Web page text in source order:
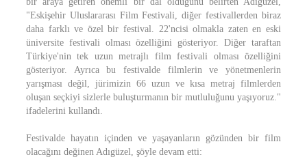
"Eskişehir Uluslararası Film Festivali, diğer festivallerden biraz
daha farklı ve özel bir festival. 22'ncisi olmakla zaten en eski
üniversite festivali olması özelliğini gösteriyor. Diğer taraftan
Türkiye'nin tek uzun metrajlı film festivali olması özelliğini
gösteriyor. Ayrıca bu festivalde filmlerin ve yönetmenlerin
yarışması değil, jürimizin 66 uzun ve kısa metraj filmlerden
oluşan seçkiyi sizlerle buluşturmanın bir mutluluğunu yaşıyoruz."
ifadelerini kullandı.
Festivalde hayatın içinden ve yaşayanların gözünden bir film
olacağını değinen Adıgüzel, şöyle devam etti: